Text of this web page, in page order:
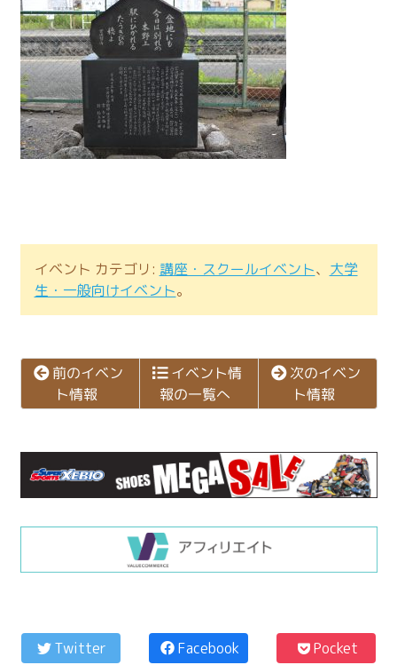
イベント カテゴリ: 講座・スクールイベント、 大学
生・一般向けイベント。
前のイベン
ト情報
イベント情
報の一覧へ
次のイベン
ト情報
Twitter Facebook
Pocket